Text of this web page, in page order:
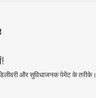
और सुविधाजनक पेमेंट के तरीके।